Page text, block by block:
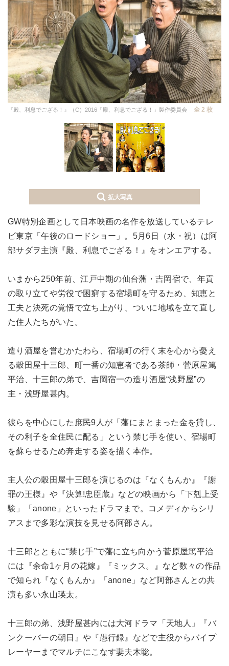
『殿、利息でござる！』（C）2016「殿、利息でござる！」製作委員会 全 2 枚
拡大写真
GW特別企画として日本映画の名作を放送しているテレ
ビ東京「午後のロードショー」。5月6日（水・祝）は阿
部サダヲ主演『殿、利息でござる！』をオンエアする。
いまから250年前、江戸中期の仙台藩・吉岡宿で、年貢
の取り立てや労役で困窮する宿場町を守るため、知恵と
工夫と決死の覚悟で立ち上がり、ついに地域を立て直し
た住人たちがいた。
造り酒屋を営むかたわら、宿場町の行く末を心から憂え
る穀田屋十三郎、町一番の知恵者である茶師・菅原屋篤
平治、十三郎の弟で、吉岡宿一の造り酒屋“浅野屋”の
主・浅野屋甚内。
彼らを中心にした庶民9人が「藩にまとまった金を貸し、
その利子を全住民に配る」という禁じ手を使い、宿場町
を蘇らせるため奔走する姿を描く本作。
主人公の穀田屋十三郎を演じるのは『なくもんか』『謝
罪の王様』や『決算!忠臣蔵』などの映画から「下剋上受
験」「anone」といったドラマまで。コメディからシリ
アスまで多彩な演技を見せる阿部さん。
十三郎とともに“禁じ手”で藩に立ち向かう菅原屋篤平治
には『余命1ヶ月の花嫁』『ミックス。』など数々の作品
で知られ『なくもんか』「anone」など阿部さんとの共
演も多い永山瑛太。
十三郎の弟、浅野屋甚内には大河ドラマ「天地人」『バ
ンクーバーの朝日』や『愚行録』などで主役からバイプ
レーヤーまでマルチにこなす妻夫木聡。